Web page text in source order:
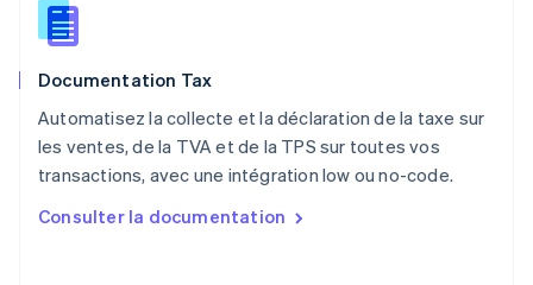
Documentation Tax
Automatisez la collecte et la déclaration de la taxe sur
les ventes, de la TVA et de la TPS sur toutes vos
transactions, avec une intégration low ou no-code.
Consulter la documentation
République tchèque
English
English
Royaume-Uni
Singapour
English简体中文
English